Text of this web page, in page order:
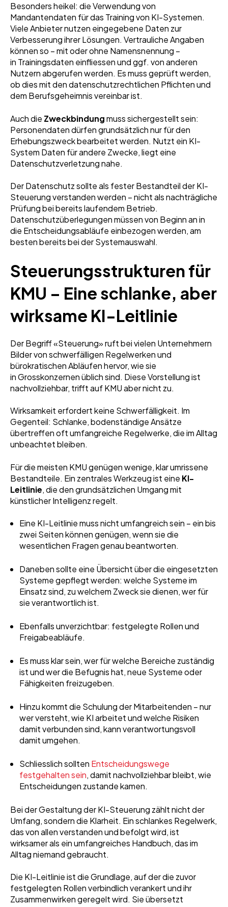
Besonders heikel: die Verwendung von
Mandantendaten für das Training von KI-Systemen.
Viele Anbieter nutzen eingegebene Daten zur
Verbesserung ihrer Lösungen. Vertrauliche Angaben
können so – mit oder ohne Namensnennung –
in Trainingsdaten einfliessen und ggf. von anderen
Nutzern abgerufen werden. Es muss geprüft werden,
ob dies mit den datenschutzrechtlichen Pflichten und
dem Berufsgeheimnis vereinbar ist.
Auch die Zweckbindungmuss sichergestellt sein:
Personendaten dürfen grundsätzlich nur für den
Erhebungszweck bearbeitet werden. Nutzt ein KI-
System Daten für andere Zwecke, liegt eine
Datenschutzverletzung nahe.
Der Datenschutz sollte als fester Bestandteil der KI-
Steuerung verstanden werden – nicht als nachträgliche
Prüfung bei bereits laufendem Betrieb.
Datenschutzüberlegungen müssen von Beginn an in
die Entscheidungsabläufe einbezogen werden, am
besten bereits bei der Systemauswahl.
Steuerungsstrukturen für
KMU – Eine schlanke, aber
wirksame KI-Leitlinie
Der Begriff «Steuerung» ruft bei vielen Unternehmern
Bilder von schwerfälligen Regelwerken und
bürokratischen Abläufen hervor, wie sie
in Grosskonzernen üblich sind. Diese Vorstellung ist
nachvollziehbar, trifft auf KMU aber nicht zu.
Wirksamkeit erfordert keine Schwerfälligkeit. Im
Gegenteil: Schlanke, bodenständige Ansätze
übertreffen oft umfangreiche Regelwerke, die im Alltag
unbeachtet bleiben.
Für die meisten KMU genügen wenige, klar umrissene
Bestandteile. Ein zentrales Werkzeug ist eine KI-
Leitlinie, die den grundsätzlichen Umgang mit
künstlicher Intelligenz regelt.
Eine KI-Leitlinie muss nicht umfangreich sein – ein bis
zwei Seiten können genügen, wenn sie die
wesentlichen Fragen genau beantworten.
Daneben sollte eine Übersicht über die eingesetzten
Systeme gepflegt werden: welche Systeme im
Einsatz sind, zu welchem Zweck sie dienen, wer für
sie verantwortlich ist.
Ebenfalls unverzichtbar: festgelegte Rollen und
Freigabeabläufe.
Es muss klar sein, wer für welche Bereiche zuständig
ist und wer die Befugnis hat, neue Systeme oder
Fähigkeiten freizugeben.
Hinzu kommt die Schulung der Mitarbeitenden – nur
wer versteht, wie KI arbeitet und welche Risiken
damit verbunden sind, kann verantwortungsvoll
damit umgehen.
Schliesslich sollten Entscheidungswege
festgehalten sein, damit nachvollziehbar bleibt, wie
Entscheidungen zustande kamen.
Bei der Gestaltung der KI-Steuerung zählt nicht der
Umfang, sondern die Klarheit. Ein schlankes Regelwerk,
das von allen verstanden und befolgt wird, ist
wirksamer als ein umfangreiches Handbuch, das im
Alltag niemand gebraucht.
Die KI-Leitlinie ist die Grundlage, auf der die zuvor
festgelegten Rollen verbindlich verankert und ihr
Zusammenwirken geregelt wird. Sie übersetzt